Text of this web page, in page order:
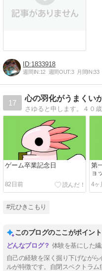
1833918
週間IN:12 週間OUT:3 月間IN:33
17
心の羽化がうまくい
ゲーム卒業記念日
82日前
第
ョ
4ヶ
#元ひきこもり
このブログのここがポイント
体験を基にした
自己の経験を深く掘り下げなが
ルが特徴です。自閉スペクトラ